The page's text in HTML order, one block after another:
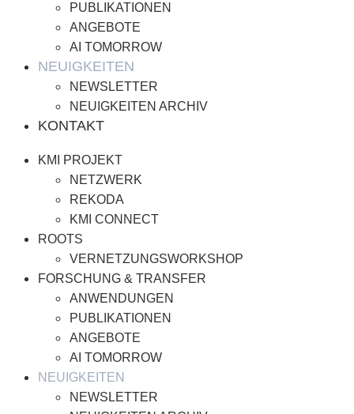
PUBLIKATIONEN
ANGEBOTE
AI TOMORROW
NEUIGKEITEN
NEWSLETTER
NEUIGKEITEN ARCHIV
KONTAKT
KMI PROJEKT
NETZWERK
REKODA
KMI CONNECT
ROOTS
VERNETZUNGSWORKSHOP
FORSCHUNG & TRANSFER
ANWENDUNGEN
PUBLIKATIONEN
ANGEBOTE
AI TOMORROW
NEUIGKEITEN
NEWSLETTER